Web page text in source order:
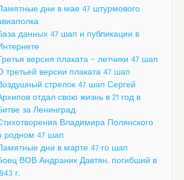
дни в мае 47 штурмового
данных 47 шап и публикации в
версия плаката — летчики 47 шап
третьей версии плаката 47 шап
стрелок 47 шап Сергей
отдал свою жизнь в 21 год в
за Ленинград
Владимира Полянского
родном 47 шап
дни в марте 47-го шап
ВОВ Андраник Давтян, погибший в
г.